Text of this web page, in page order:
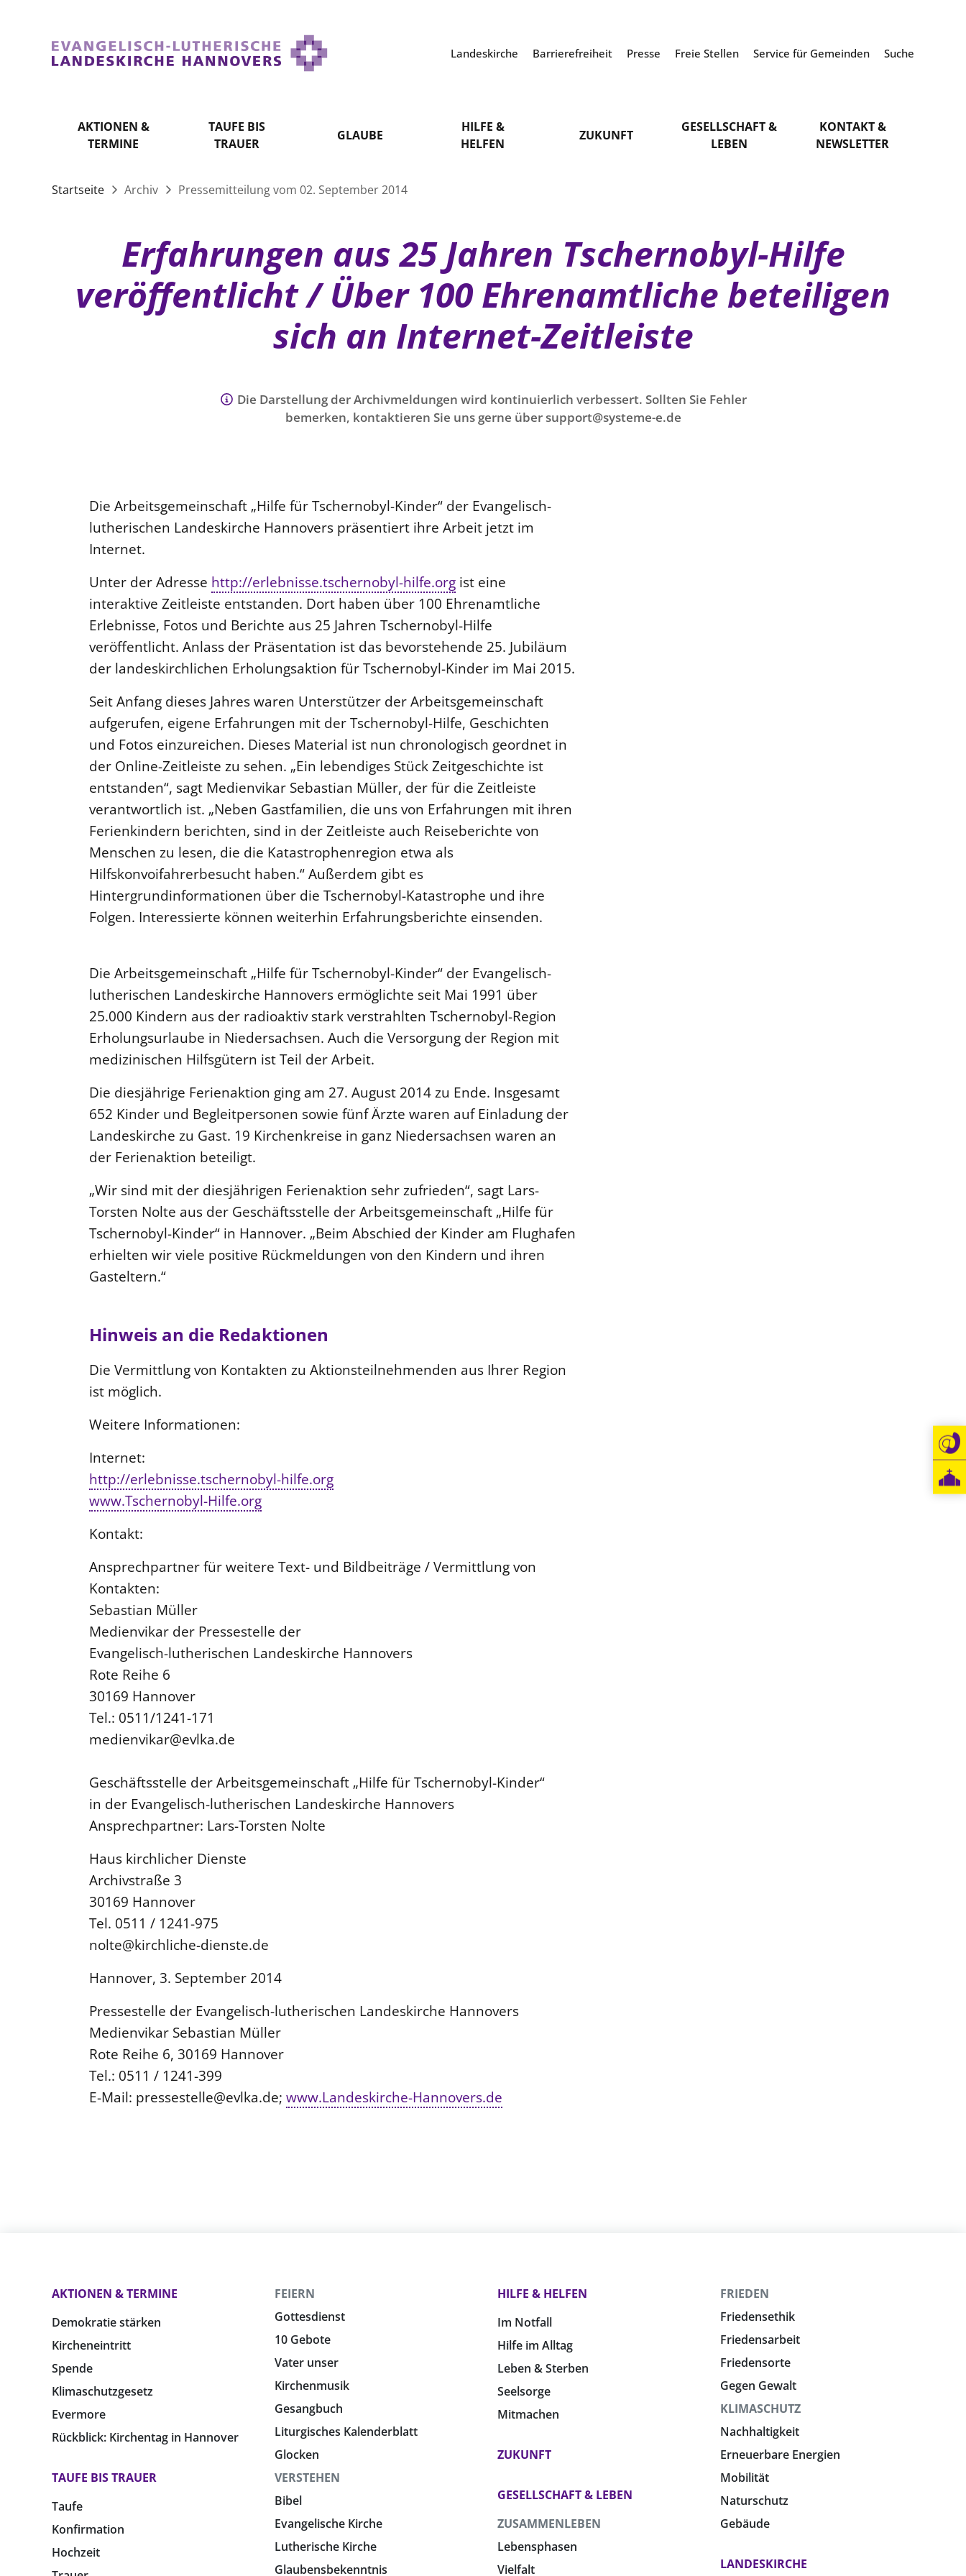
Landeskirche Barrierefreiheit Presse Freie Stellen Service für Gemeinden Suche
AKTIONEN &
TERMINE
TAUFE BIS
TRAUER
GLAUBE
HILFE &
HELFEN
ZUKUNFT
GESELLSCHAFT &
LEBEN
KONTAKT &
NEWSLETTER
Startseite Archiv Pressemitteilung vom 02. September 2014
Erfahrungen aus 25 Jahren Tschernobyl-Hilfe
veröffentlicht / Über 100 Ehrenamtliche beteiligen
sich an Internet-Zeitleiste
Die Darstellung der Archivmeldungen wird kontinuierlich verbessert. Sollten Sie Fehler
bemerken, kontaktieren Sie uns gerne über support@systeme-e.de
Die Arbeitsgemeinschaft „Hilfe für Tschernobyl-Kinder“ der Evangelisch-
lutherischen Landeskirche Hannovers präsentiert ihre Arbeit jetzt im
Internet.
Unter der Adresse http://erlebnisse.tschernobyl-hilfe.org ist eine
interaktive Zeitleiste entstanden. Dort haben über 100 Ehrenamtliche
Erlebnisse, Fotos und Berichte aus 25 Jahren Tschernobyl-Hilfe
veröffentlicht. Anlass der Präsentation ist das bevorstehende 25. Jubiläum
der landeskirchlichen Erholungsaktion für Tschernobyl-Kinder im Mai 2015.
Seit Anfang dieses Jahres waren Unterstützer der Arbeitsgemeinschaft
aufgerufen, eigene Erfahrungen mit der Tschernobyl-Hilfe, Geschichten
und Fotos einzureichen. Dieses Material ist nun chronologisch geordnet in
der Online-Zeitleiste zu sehen. „Ein lebendiges Stück Zeitgeschichte ist
entstanden“, sagt Medienvikar Sebastian Müller, der für die Zeitleiste
verantwortlich ist. „Neben Gastfamilien, die uns von Erfahrungen mit ihren
Ferienkindern berichten, sind in der Zeitleiste auch Reiseberichte von
Menschen zu lesen, die die Katastrophenregion etwa als
Hilfskonvoifahrerbesucht haben.“ Außerdem gibt es
Hintergrundinformationen über die Tschernobyl-Katastrophe und ihre
Folgen. Interessierte können weiterhin Erfahrungsberichte einsenden.
Die Arbeitsgemeinschaft „Hilfe für Tschernobyl-Kinder“ der Evangelisch-
lutherischen Landeskirche Hannovers ermöglichte seit Mai 1991 über
25.000 Kindern aus der radioaktiv stark verstrahlten Tschernobyl-Region
Erholungsurlaube in Niedersachsen. Auch die Versorgung der Region mit
medizinischen Hilfsgütern ist Teil der Arbeit.
Die diesjährige Ferienaktion ging am 27. August 2014 zu Ende. Insgesamt
652 Kinder und Begleitpersonen sowie fünf Ärzte waren auf Einladung der
Landeskirche zu Gast. 19 Kirchenkreise in ganz Niedersachsen waren an
der Ferienaktion beteiligt.
„Wir sind mit der diesjährigen Ferienaktion sehr zufrieden“, sagt Lars-
Torsten Nolte aus der Geschäftsstelle der Arbeitsgemeinschaft „Hilfe für
Tschernobyl-Kinder“ in Hannover. „Beim Abschied der Kinder am Flughafen
erhielten wir viele positive Rückmeldungen von den Kindern und ihren
Gasteltern.“
Hinweis an die Redaktionen
Die Vermittlung von Kontakten zu Aktionsteilnehmenden aus Ihrer Region
ist möglich.
Weitere Informationen:
Internet:
http://erlebnisse.tschernobyl-hilfe.org
www.Tschernobyl-Hilfe.org
Kontakt:
Ansprechpartner für weitere Text- und Bildbeiträge / Vermittlung von
Kontakten:
Sebastian Müller
Medienvikar der Pressestelle der
Evangelisch-lutherischen Landeskirche Hannovers
Rote Reihe 6
30169 Hannover
Tel.: 0511/1241-171
medienvikar@evlka.de
Geschäftsstelle der Arbeitsgemeinschaft „Hilfe für Tschernobyl-Kinder“
in der Evangelisch-lutherischen Landeskirche Hannovers
Ansprechpartner: Lars-Torsten Nolte
Haus kirchlicher Dienste
Archivstraße 3
30169 Hannover
Tel. 0511 / 1241-975
nolte@kirchliche-dienste.de
Hannover, 3. September 2014
Pressestelle der Evangelisch-lutherischen Landeskirche Hannovers
Medienvikar Sebastian Müller
Rote Reihe 6, 30169 Hannover
Tel.: 0511 / 1241-399
E-Mail: pressestelle@evlka.de; www.Landeskirche-Hannovers.de
AKTIONEN & TERMINE
Demokratie stärken
Kircheneintritt
Spende
Klimaschutzgesetz
Evermore
Rückblick: Kirchentag in Hannover
TAUFE BIS TRAUER
Taufe
Konfirmation
Hochzeit
FEIERN
Gottesdienst
10 Gebote
Vater unser
Kirchenmusik
Gesangbuch
Liturgisches Kalenderblatt
Glocken
VERSTEHEN
Bibel
Evangelische Kirche
Lutherische Kirche
Glaubensbekenntnis
HILFE & HELFEN
Im Notfall
Hilfe im Alltag
Leben & Sterben
Seelsorge
Mitmachen
ZUKUNFT
GESELLSCHAFT & LEBEN
ZUSAMMENLEBEN
Lebensphasen
Vielfalt
FRIEDEN
Friedensethik
Friedensarbeit
Friedensorte
Gegen Gewalt
KLIMASCHUTZ
Nachhaltigkeit
Erneuerbare Energien
Mobilität
Naturschutz
Gebäude
LANDESKIRCHE